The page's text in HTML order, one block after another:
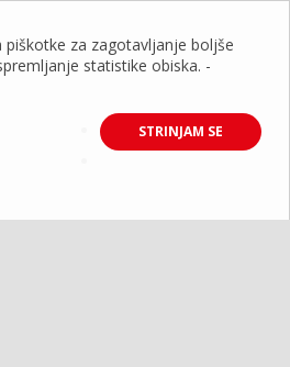
za zagotavljanje boljše
statistike obiska. -
STRINJAM SE